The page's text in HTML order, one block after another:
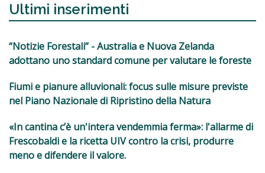
Ultimi inserimenti
“Notizie Forestali” - Australia e Nuova Zelanda
adottano uno standard comune per valutare le foreste
Fiumi e pianure alluvionali: focus sulle misure previste
nel Piano Nazionale di Ripristino della Natura
«In cantina c’è un'intera vendemmia ferma»: l'allarme di
Frescobaldi e la ricetta UIV contro la crisi, produrre
meno e difendere il valore.